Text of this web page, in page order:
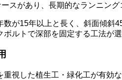
スがあり、長期的なランニング
が15年以上と長く、斜面傾
ルトで深部を固定する工法が
視した植生工・緑化工が有